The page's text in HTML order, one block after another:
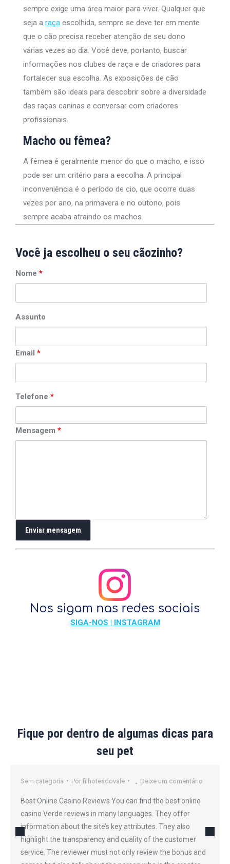
sempre exige uma área maior para viver. Qualquer que
seja a raça escolhida, sempre se deve ter em mente
que o cão precisa receber atenção de seu dono
várias vezes ao dia. Você deve, portanto, buscar
informações nos clubes de raça e de criadores para
fortalecer sua escolha. As exposições de cão
também são ideais para descobrir sobre a diversidade
das raças caninas e conversar com criadores
profissionais.
Macho ou fêmea?
A fêmea é geralmente menor do que o macho, e isso
pode ser um critério para a escolha. A principal
inconveniência é o período de cio, que ocorre duas
vezes por ano, na primavera e no outono, pois
sempre acaba atraindo os machos.
Você ja escolheu o seu cãozinho?
Nome *
Assunto
Email *
Telefone *
Mensagem *
SIGA-NOS | INSTAGRAM
Fique por dentro de algumas dicas para
seu pet
Sem categoria Por filhotesdovale Deixe um comentário
Best Online Casino Reviews You can find the best online
casino Verde reviews in many languages. They offer
information about the site’s key attributes. They also
highlight the transparency and quality of the customer
service. The reviewer must not only review the bonus and